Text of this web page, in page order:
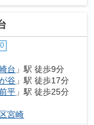
台 」駅 徒歩9分
谷 」駅 徒歩17分
平 」駅 徒歩25分
宮崎